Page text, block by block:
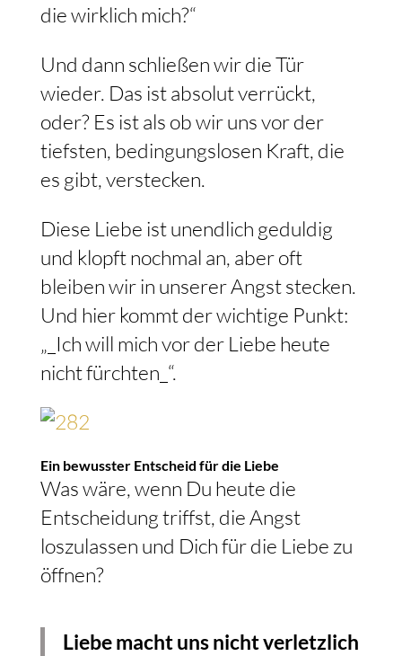
die wirklich mich?“
Und dann schließen wir die Tür
wieder. Das ist absolut verrückt,
oder? Es ist als ob wir uns vor der
tiefsten, bedingungslosen Kraft, die
es gibt, verstecken.
Diese Liebe ist unendlich geduldig
und klopft nochmal an, aber oft
bleiben wir in unserer Angst stecken.
Und hier kommt der wichtige Punkt:
„_Ich will mich vor der Liebe heute
nicht fürchten_“.
Ein bewusster Entscheid für die Liebe
Was wäre, wenn Du heute die
Entscheidung triffst, die Angst
loszulassen und Dich für die Liebe zu
öffnen?
Liebe macht uns nicht verletzlich